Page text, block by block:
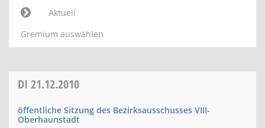
Aktuell
Gremium auswählen
DI 21.12.2010
öffentliche Sitzung des Bezirksausschusses VIII-
Oberhaunstadt